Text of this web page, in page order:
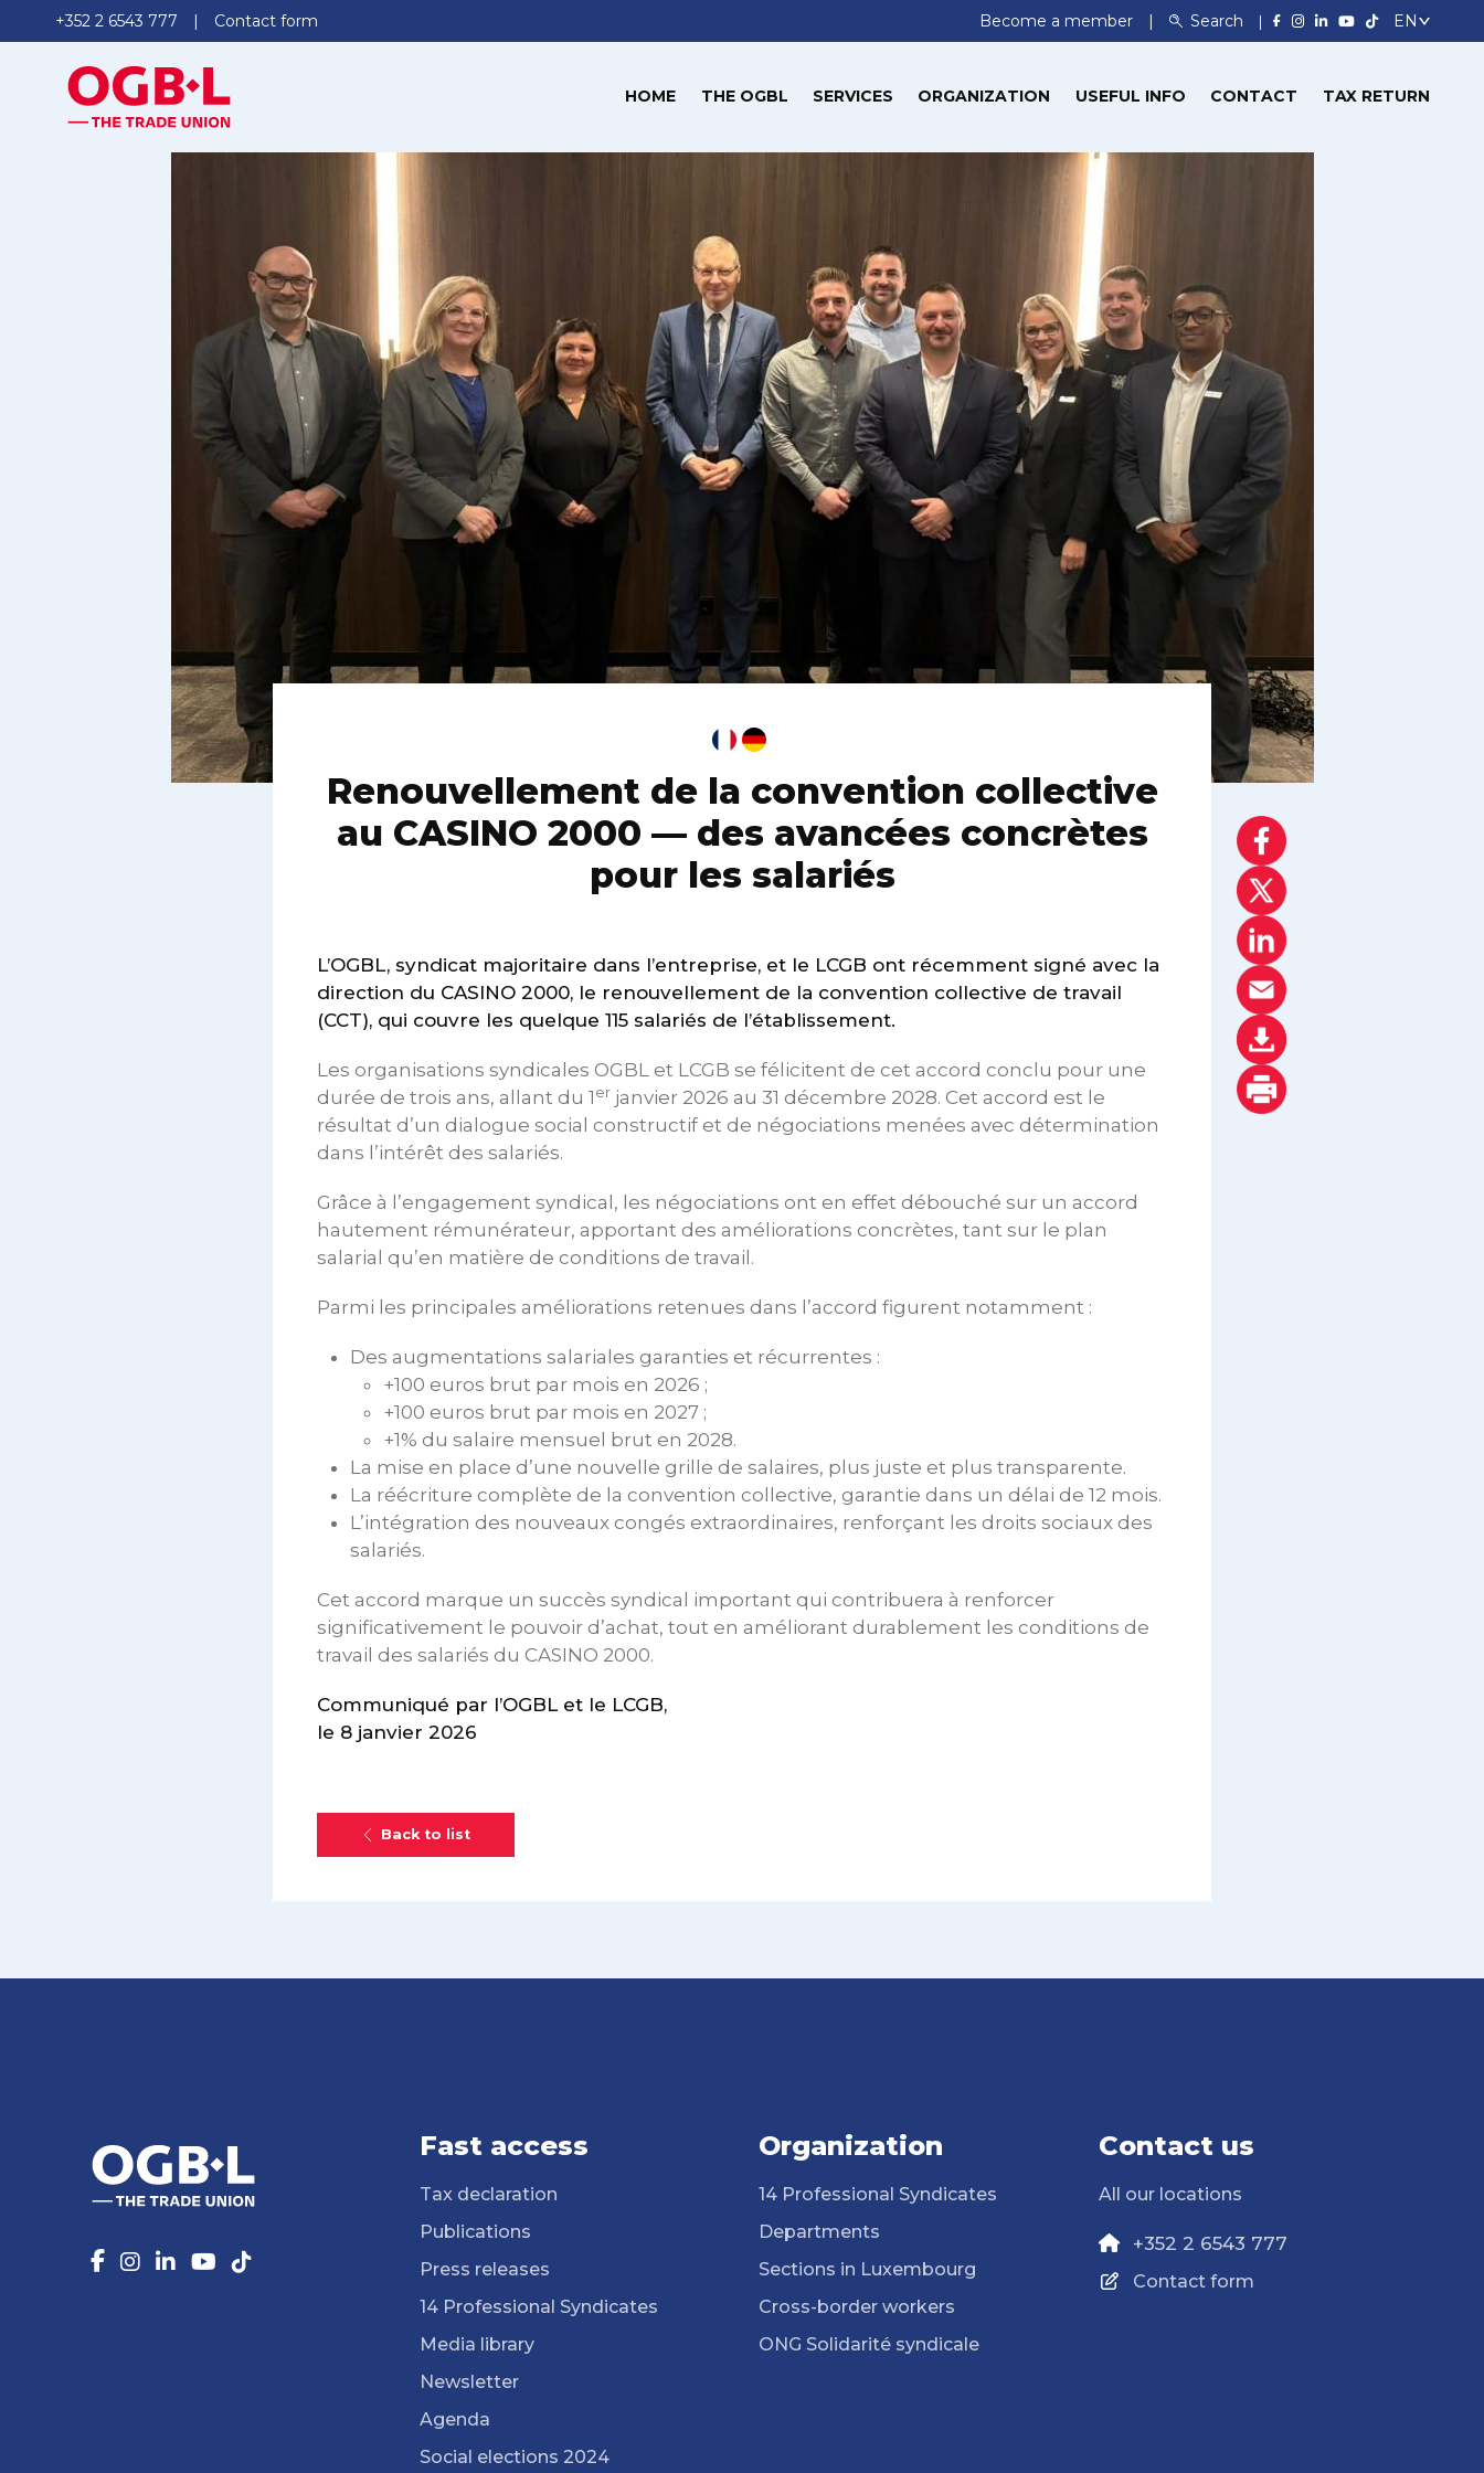
+352 2 6543 777 Contact form Become a member Search
HOME THE OGBL SERVICES ORGANIZATION USEFUL INFO CONTACT TAX RETURN
Renouvellement de la convention collective
au CASINO 2000 — des avancées concrètes
pour les salariés
L’OGBL, syndicat majoritaire dans l’entreprise, et le LCGB ont récemment signé avec la
direction du CASINO 2000, le renouvellement de la convention collective de travail
(CCT), qui couvre les quelque 115 salariés de l’établissement.
Les organisations syndicales OGBL et LCGB se félicitent de cet accord conclu pour une
durée de trois ans, allant du 1 er janvier 2026 au 31 décembre 2028. Cet accord est le
résultat d’un dialogue social constructif et de négociations menées avec détermination
dans l’intérêt des salariés.
Grâce à l’engagement syndical, les négociations ont en effet débouché sur un accord
hautement rémunérateur, apportant des améliorations concrètes, tant sur le plan
salarial qu’en matière de conditions de travail.
Parmi les principales améliorations retenues dans l’accord figurent notamment :
Des augmentations salariales garanties et récurrentes :
+100 euros brut par mois en 2026 ;
+100 euros brut par mois en 2027 ;
+1% du salaire mensuel brut en 2028.
La mise en place d’une nouvelle grille de salaires, plus juste et plus transparente.
La réécriture complète de la convention collective, garantie dans un délai de 12 mois.
L’intégration des nouveaux congés extraordinaires, renforçant les droits sociaux des
salariés.
Cet accord marque un succès syndical important qui contribuera à renforcer
significativement le pouvoir d’achat, tout en améliorant durablement les conditions de
travail des salariés du CASINO 2000.
Communiqué par l’OGBL et le LCGB,
le 8 janvier 2026
Back to list
Fast access
Tax declaration
Publications
Press releases
14 Professional Syndicates
Media library
Newsletter
Agenda
Social elections 2024
Organization
14 Professional Syndicates
Departments
Sections in Luxembourg
Cross-border workers
ONG Solidarité syndicale
Contact us
All our locations
+352 2 6543 777
Contact form